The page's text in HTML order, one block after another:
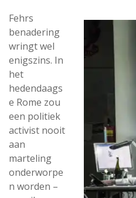
Fehrs
benadering
wringt wel
enigszins. In
het
hedendaags
e Rome zou
een politiek
activist nooit
aan
marteling
onderworpe
n worden –